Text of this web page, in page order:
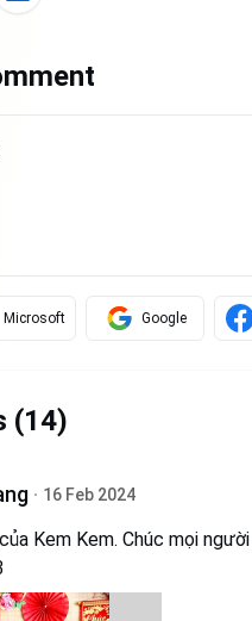
Microsoft Google
(14)
16 Feb 2024
Kem Kem. Chúc mọi